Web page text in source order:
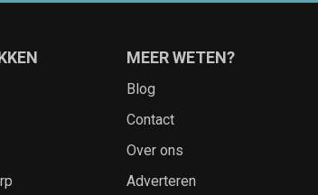
MEER WETEN?
Blog
Contact
Over ons
Adverteren